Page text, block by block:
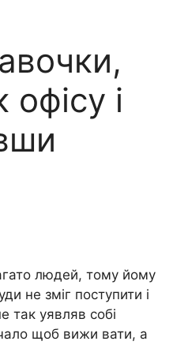
і
людей, тому йому
не зміг поступити і
так уявляв собі
щоб вижи вати, а